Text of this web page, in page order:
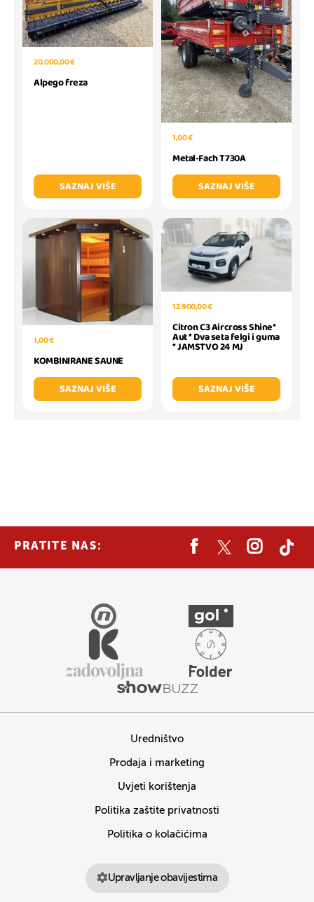
20.000,00 €
Alpego freza
SAZNAJ VIŠE
1,00 €
Metal-Fach T730A
SAZNAJ VIŠE
1,00 €
KOMBINIRANE SAUNE
SAZNAJ VIŠE
12.900,00 €
Citron C3 Aircross Shine*
Aut * Dva seta felgi i guma
* JAMSTVO 24 MJ
SAZNAJ VIŠE
PRATITE NAS:
Uredništvo
Prodaja i marketing
Uvjeti korištenja
Politika zaštite privatnosti
Politika o kolačićima
Upravljanje obavijestima